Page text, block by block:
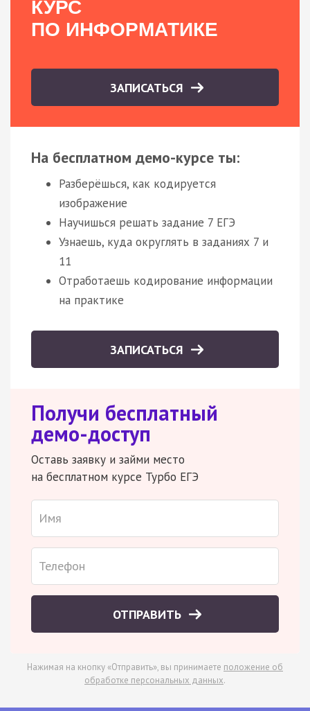
КУРС
ПО ИНФОРМАТИКЕ
ЗАПИСАТЬСЯ
На бесплатном демо-курсе ты:
Разберёшься, как кодируется
изображение
Научишься решать задание 7 ЕГЭ
Узнаешь, куда округлять в заданиях 7 и
11
Отработаешь кодирование информации
на практике
ЗАПИСАТЬСЯ
Получи бесплатный
демо-доступ
Оставь заявку и займи место
на бесплатном курсе Турбо ЕГЭ
ОТПРАВИТЬ
Нажимая на кнопку «Отправить», вы принимаете положение об
обработке персональных данных.